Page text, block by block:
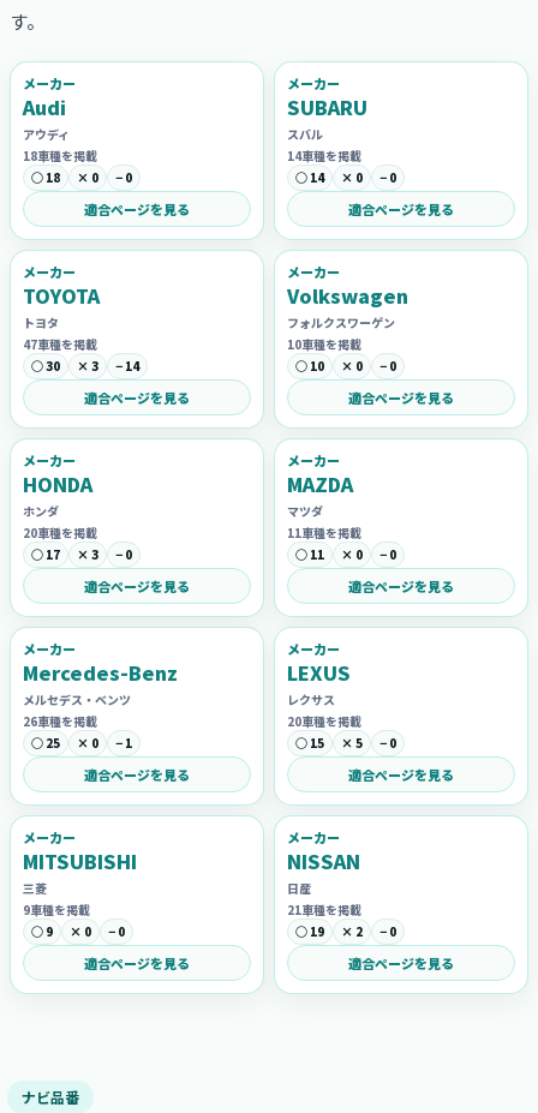
す。
メーカー
Audi
アウディ
18車種を掲載
○ 18
× 0 − 0
適合ページを見る
メーカー
SUBARU
スバル
14車種を掲載
○ 14
× 0 − 0
適合ページを見る
メーカー
TOYOTA
トヨタ
47車種を掲載
○ 30
× 3 − 14
適合ページを見る
メーカー
Volkswagen
フォルクスワーゲン
10車種を掲載
○ 10
× 0 − 0
適合ページを見る
メーカー
HONDA
ホンダ
20車種を掲載
○ 17
× 3 − 0
適合ページを見る
メーカー
MAZDA
マツダ
11車種を掲載
○ 11
× 0 − 0
適合ページを見る
メーカー
Mercedes-Benz
メルセデス・ベンツ
26車種を掲載
○ 25
× 0 − 1
適合ページを見る
メーカー
LEXUS
レクサス
20車種を掲載
○ 15
× 5 − 0
適合ページを見る
メーカー
MITSUBISHI
三菱
9車種を掲載
○ 9
× 0 − 0
適合ページを見る
メーカー
NISSAN
日産
21車種を掲載
○ 19
× 2 − 0
適合ページを見る
ナビ品番